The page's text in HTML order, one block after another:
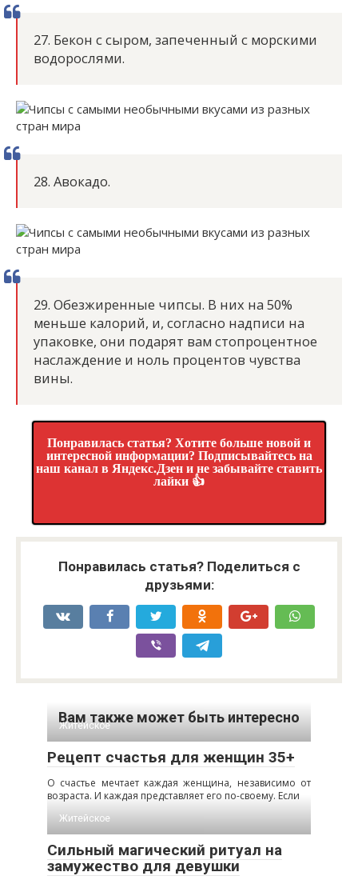
27. Бекон с сыром, запеченный с морскими
водорослями.
28. Авокадо.
29. Обезжиренные чипсы. В них на 50%
меньше калорий, и, согласно надписи на
упаковке, они подарят вам стопроцентное
наслаждение и ноль процентов чувства
вины.
Понравилась статья? Хотите больше новой и
интересной информации? Подписывайтесь на
наш канал в Яндекс.Дзен и не забывайте ставить
лайки 👍
Понравилась статья? Поделиться с
друзьями:
Вам также может быть интересно
Житейское
Рецепт счастья для женщин 35+
О счастье мечтает каждая женщина, независимо от
возраста. И каждая представляет его по-своему. Если
Житейское
Сильный магический ритуал на
замужество для девушки